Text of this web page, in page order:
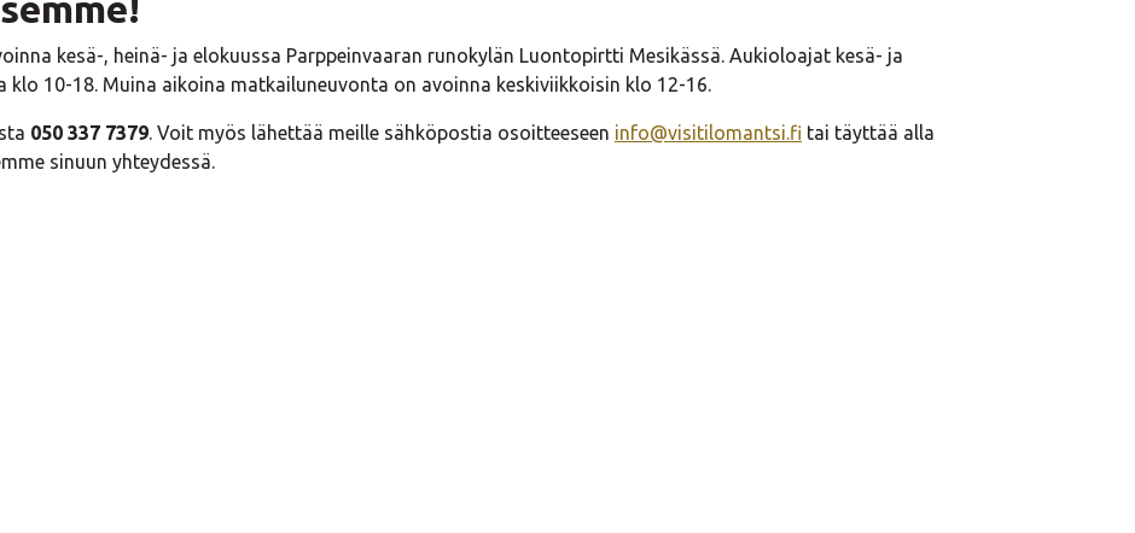
kesä-, heinä- ja elokuussa Parppeinvaaran runokylän Luontopirtti Mesikässä. Aukioloajat kesä- ja
klo 10-18. Muina aikoina matkailuneuvonta on avoinna keskiviikkoisin klo 12-16.
050 337 7379. Voit myös lähettää meille sähköpostia osoitteeseen info@visitilomantsi.fi tai täyttää alla
sinuun yhteydessä.